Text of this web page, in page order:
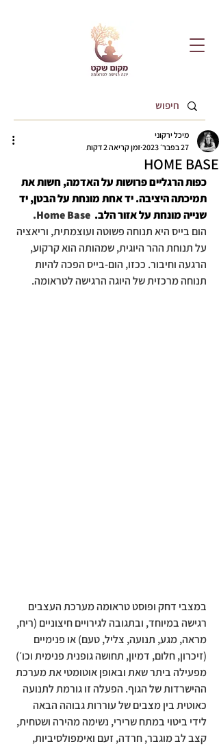
HOME BASE
מיכל ירקוני
27 בפבר׳ 2023
זמן קריאה 2 דקות
כפות הרגליים פרושות על האדמה, חשות את
תמיכתה היציבה. יד אחת מונחת על הבטן, יד
שנייה מונחת על אזור הלב. Home Base.
הום בייס היא תנוחה פשוטה ועוצמתית, וריאציה
על תנוחת ההר היוגית, שמהותה הוא קרקוע,
הרגעה וחיבור. ככזו, הום-בייס הפכה להיות
תנוחה מרכזית של היוגה הרגישה לטראומה.
במצבי דחק ופוסט טראומה מערכת העצבים
רגישה במיוחד, ובתגובה לגירויים חיצוניים (ריח,
מראה, מגע, תנועה, צליל, טעם) או פנימיים
(זיכרון, חלום, דמיון, תחושה גופנית פנימית וכו׳)
מפעילה ביתר שאת ובאופן אוטומטי את מערכת
ההישרדות של הגוף. הפעלה זו גורמת לתנועה
כאוטית בין מצבים של עוררות גבוהה הבאה
לידי ביטוי במתח שרירי, נשימה מהירה ושטחית,
קצב לב מוגבר, חרדה, זעם ואימפולסיביות,